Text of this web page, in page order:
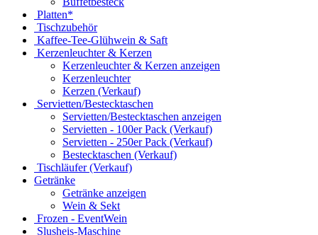
Platten*
Tischzubehör
Kaffee-Tee-Glühwein & Saft
Kerzenleuchter & Kerzen
Kerzenleuchter & Kerzen anzeigen
Kerzenleuchter
Kerzen (Verkauf)
Servietten/Bestecktaschen
Servietten/Bestecktaschen anzeigen
Servietten - 100er Pack (Verkauf)
Servietten - 250er Pack (Verkauf)
Bestecktaschen (Verkauf)
Tischläufer (Verkauf)
Getränke
Getränke anzeigen
Wein & Sekt
Frozen - EventWein
Slusheis-Maschine